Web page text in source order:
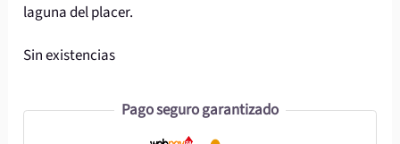
laguna del placer.
Sin existencias
Pago seguro garantizado